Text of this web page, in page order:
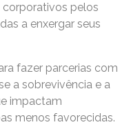
pelos
a enxergar seus
fazer parcerias com
a sobrevivência e a
impactam
menos favorecidas.